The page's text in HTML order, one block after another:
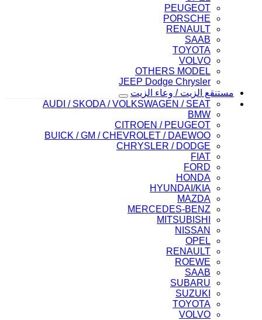
PEUGEOT
PORSCHE
RENAULT
SAAB
TOYOTA
VOLVO
OTHERS MODEL
JEEP Dodge Chrysler
مستنقع الزيت / وعاء الزيت
AUDI / SKODA / VOLKSWAGEN / SEAT
BMW
CITROEN / PEUGEOT
BUICK / GM / CHEVROLET / DAEWOO
CHRYSLER / DODGE
FIAT
FORD
HONDA
HYUNDAI/KIA
MAZDA
MERCEDES-BENZ
MITSUBISHI
NISSAN
OPEL
RENAULT
ROEWE
SAAB
SUBARU
SUZUKI
TOYOTA
VOLVO